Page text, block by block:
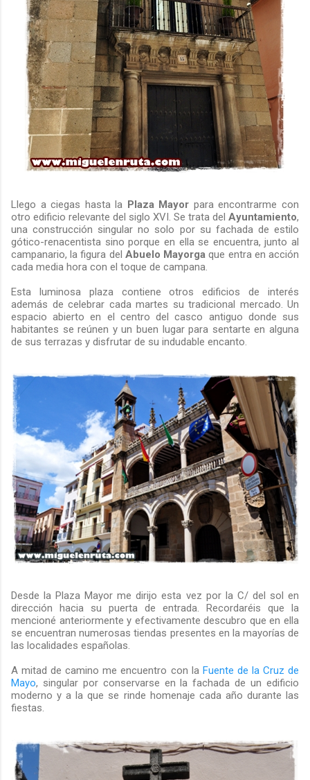
Llego a ciegas hasta la Plaza Mayor para encontrarme con
otro edificio relevante del siglo XVI. Se trata del Ayuntamiento,
una construcción singular no solo por su fachada de estilo
gótico-renacentista sino porque en ella se encuentra, junto al
campanario, la figura del Abuelo Mayorga que entra en acción
cada media hora con el toque de campana.
Esta luminosa plaza contiene otros edificios de interés
además de celebrar cada martes su tradicional mercado. Un
espacio abierto en el centro del casco antiguo donde sus
habitantes se reúnen y un buen lugar para sentarte en alguna
de sus terrazas y disfrutar de su indudable encanto.
Desde la Plaza Mayor me dirijo esta vez por la C/ del sol en
dirección hacia su puerta de entrada. Recordaréis que la
mencioné anteriormente y efectivamente descubro que en ella
se encuentran numerosas tiendas presentes en la mayorías de
las localidades españolas.
A mitad de camino me encuentro con la Fuente de la Cruz de
Mayo, singular por conservarse en la fachada de un edificio
moderno y a la que se rinde homenaje cada año durante las
fiestas.